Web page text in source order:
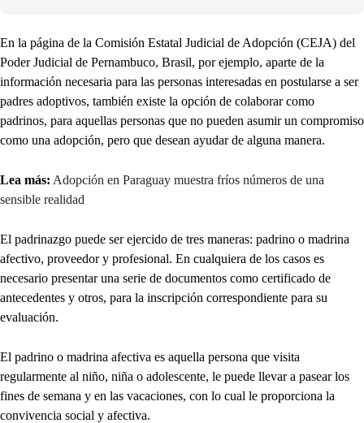
En la página de la Comisión Estatal Judicial de Adopción (CEJA) del
Poder Judicial de Pernambuco, Brasil, por ejemplo, aparte de la
información necesaria para las personas interesadas en postularse a ser
padres adoptivos, también existe la opción de colaborar como
padrinos, para aquellas personas que no pueden asumir un compromiso
como una adopción, pero que desean ayudar de alguna manera.
Lea más: Adopción en Paraguay muestra fríos números de una
sensible realidad
El padrinazgo puede ser ejercido de tres maneras: padrino o madrina
afectivo, proveedor y profesional. En cualquiera de los casos es
necesario presentar una serie de documentos como certificado de
antecedentes y otros, para la inscripción correspondiente para su
evaluación.
El padrino o madrina afectiva es aquella persona que visita
regularmente al niño, niña o adolescente, le puede llevar a pasear los
fines de semana y en las vacaciones, con lo cual le proporciona la
convivencia social y afectiva.